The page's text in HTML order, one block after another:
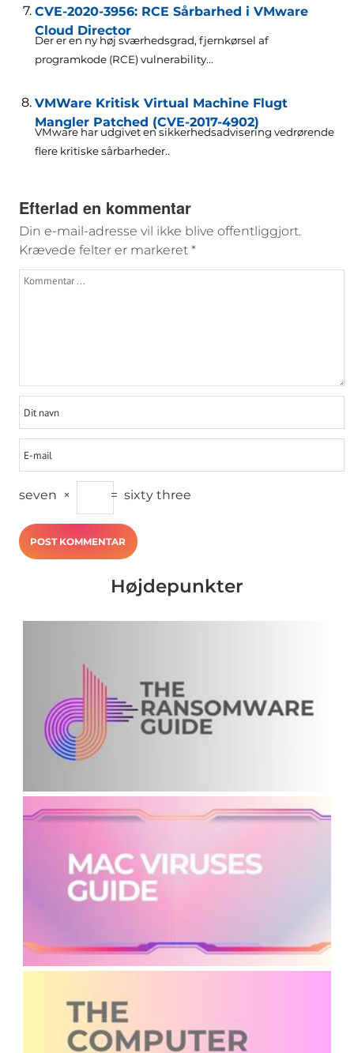
CVE-2020-3956: RCE Sårbarhed i VMware
Cloud Director
Der er en ny høj sværhedsgrad, fjernkørsel af
programkode (RCE) vulnerability...
VMWare Kritisk Virtual Machine Flugt
Mangler Patched (CVE-2017-4902)
VMware har udgivet en sikkerhedsadvisering vedrørende
flere kritiske sårbarheder..
Efterlad en kommentar
Din e-mail-adresse vil ikke blive offentliggjort.
Krævede felter er markeret *
seven × = sixty three
Højdepunkter